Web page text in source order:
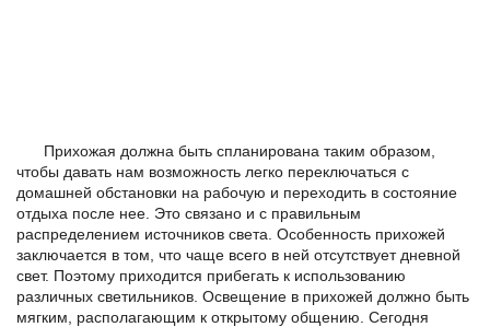
Прихожая должна быть спланирована таким образом,
чтобы давать нам возможность легко переключаться с
домашней обстановки на рабочую и переходить в состояние
отдыха после нее. Это связано и с правильным
распределением источников света. Особенность прихожей
заключается в том, что чаще всего в ней отсутствует дневной
свет. Поэтому приходится прибегать к использованию
различных светильников. Освещение в прихожей должно быть
мягким, располагающим к открытому общению. Сегодня